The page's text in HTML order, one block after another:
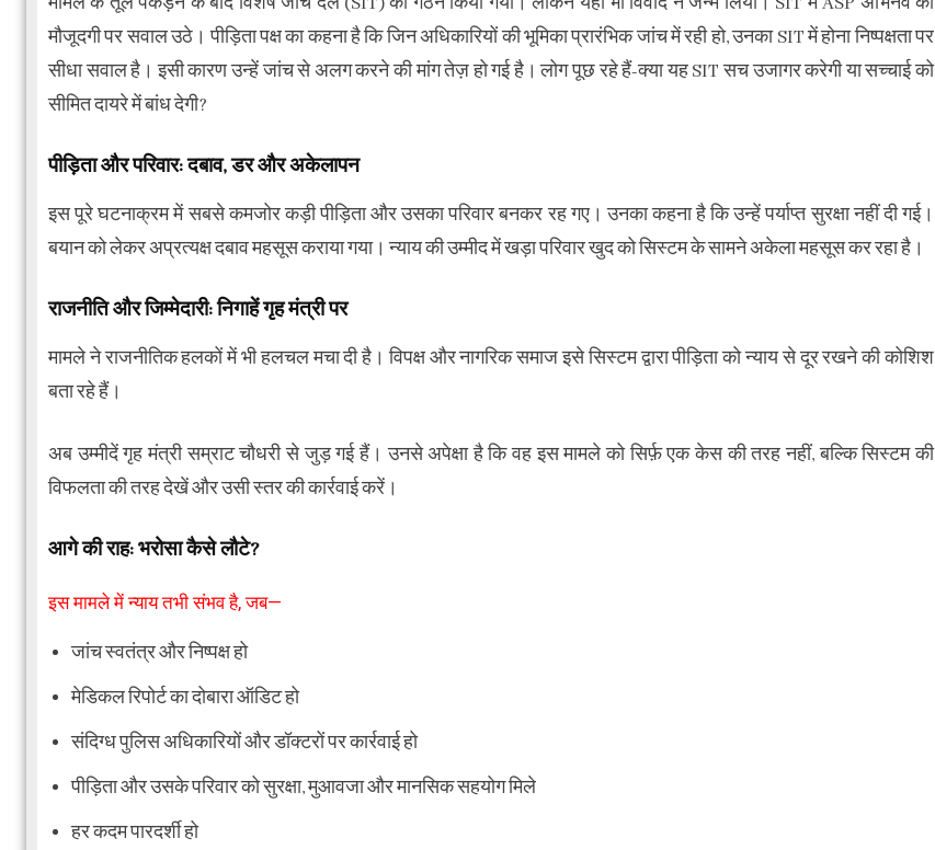
मौजूदगी पर सवाल उठे। पीड़िता पक्ष का कहना है कि जिन अधिकारियों की भूमिका प्रारंभिक जांच में रही हो, उनका SIT में होना निष्पक्षता पर
सीधा सवाल है। इसी कारण उन्हें जांच से अलग करने की मांग तेज़ हो गई है। लोग पूछ रहे हैं-क्या यह SIT सच उजागर करेगी या सच्चाई को
सीमित दायरे में बांध देगी?
पीड़िता और परिवार: दबाव, डर और अकेलापन
इस पूरे घटनाक्रम में सबसे कमजोर कड़ी पीड़िता और उसका परिवार बनकर रह गए। उनका कहना है कि उन्हें पर्याप्त सुरक्षा नहीं दी गई।
बयान को लेकर अप्रत्यक्ष दबाव महसूस कराया गया। न्याय की उम्मीद में खड़ा परिवार खुद को सिस्टम के सामने अकेला महसूस कर रहा है।
राजनीति और जिम्मेदारी: निगाहें गृह मंत्री पर
मामले ने राजनीतिक हलकों में भी हलचल मचा दी है। विपक्ष और नागरिक समाज इसे सिस्टम द्वारा पीड़िता को न्याय से दूर रखने की कोशिश
बता रहे हैं।
अब उम्मीदें गृह मंत्री सम्राट चौधरी से जुड़ गई हैं। उनसे अपेक्षा है कि वह इस मामले को सिर्फ़ एक केस की तरह नहीं, बल्कि सिस्टम की
विफलता की तरह देखें और उसी स्तर की कार्रवाई करें।
आगे की राह: भरोसा कैसे लौटे?
इस मामले में न्याय तभी संभव है, जब—
जांच स्वतंत्र और निष्पक्ष हो
मेडिकल रिपोर्ट का दोबारा ऑडिट हो
संदिग्ध पुलिस अधिकारियों और डॉक्टरों पर कार्रवाई हो
पीड़िता और उसके परिवार को सुरक्षा, मुआवजा और मानसिक सहयोग मिले
हर कदम पारदर्शी हो